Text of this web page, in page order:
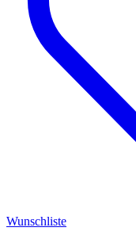
Wunschliste